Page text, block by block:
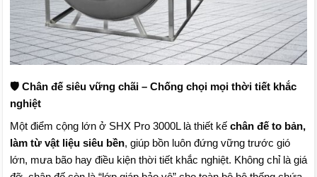
🛡️ Chân đế siêu vững chãi – Chống chọi mọi thời tiết khắc
nghiệt
Một điểm cộng lớn ở SHX Pro 3000L là thiết kế chân đế to bản,
làm từ vật liệu siêu bền, giúp bồn luôn đứng vững trước gió
lớn, mưa bão hay điều kiện thời tiết khắc nghiệt. Không chỉ là giá